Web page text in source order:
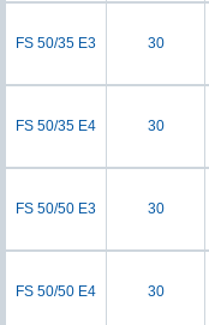
FS 50/35 E3 30
FS 50/35 E4 30
FS 50/50 E3 30
FS 50/50 E4 30